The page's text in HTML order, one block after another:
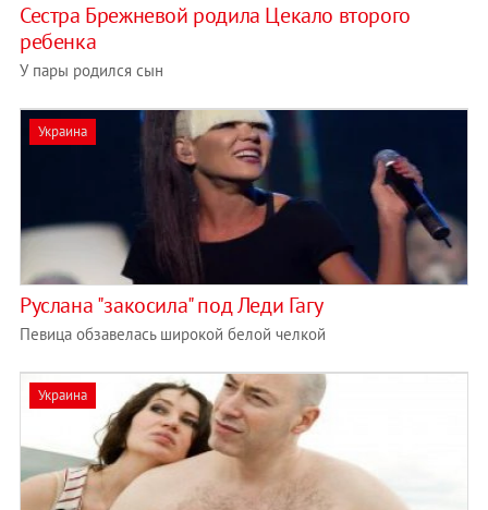
Сестра Брежневой родила Цекало второго
ребенка
У пары родился сын
Украина
Руслана "закосила" под Леди Гагу
Певица обзавелась широкой белой челкой
Украина